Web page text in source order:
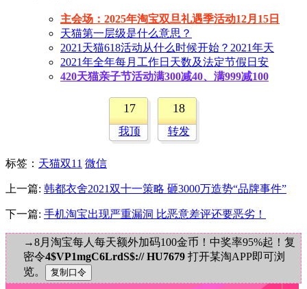
主会场：2025年淘宝双旦礼遇季活动12月15日
天猫第一层级是什么意思？
2021天猫618活动从什么时候开始？2021年天
2021年全年每月工作日天数及法定节假日安
420天猫亲子节活动满300减40、满999减100
17
我顶
18
转发
标签 ： 天猫双11 微信
上一篇: 韩都衣舍2021双十一策略 砸3000万造势“品牌事件”
下一篇: 手机淘宝出现严重漏洞 比恶意差评还要恶劣！
→8月淘宝每人每天额外加码100金币！中奖率95%起！复
密令4$VP1mgC6LrdS$:// HU7679 打开某淘APP即可浏
览。